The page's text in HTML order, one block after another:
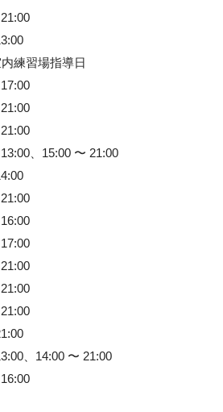
内練習場指導日
13:00、15:00 〜 21:00
、14:00 〜 21:00